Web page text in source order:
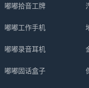
嘟嘟拾音工牌
嘟嘟工作手机
嘟嘟录音耳机
嘟嘟固话盒子